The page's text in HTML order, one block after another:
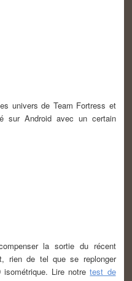
univers de Team Fortress et
sur Android avec un certain
la sortie du récent
rien de tel que se replonger
Lire notretest de